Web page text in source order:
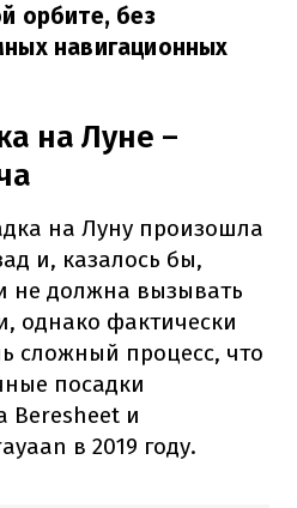
орбите, без
навигационных
на Луне –
на Луну произошла
и, казалось бы,
не должна вызывать
однако фактически
сложный процесс, что
посадки
Beresheet и
в 2019 году.